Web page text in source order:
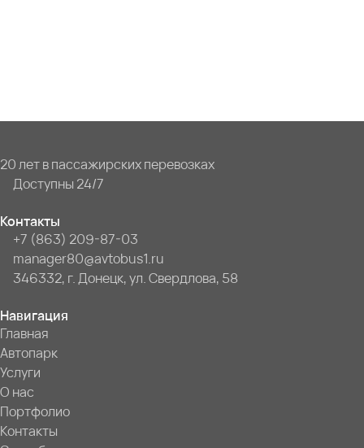
20 лет в пассажирских перевозках
Доступны 24/7
Контакты
+7 (863) 209-87-03
manager80@avtobus1.ru
346332, г. Донецк, ул. Свердлова, 58
Навигация
Главная
Автопарк
Услуги
О нас
Портфолио
Контакты